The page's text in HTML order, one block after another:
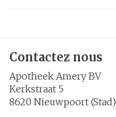
Contactez nous
Apotheek Amery BV
Kerkstraat 5
8620 Nieuwpoort (Stad)